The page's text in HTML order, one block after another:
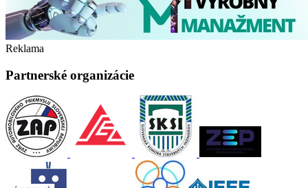
Reklama
Partnerské organizácie